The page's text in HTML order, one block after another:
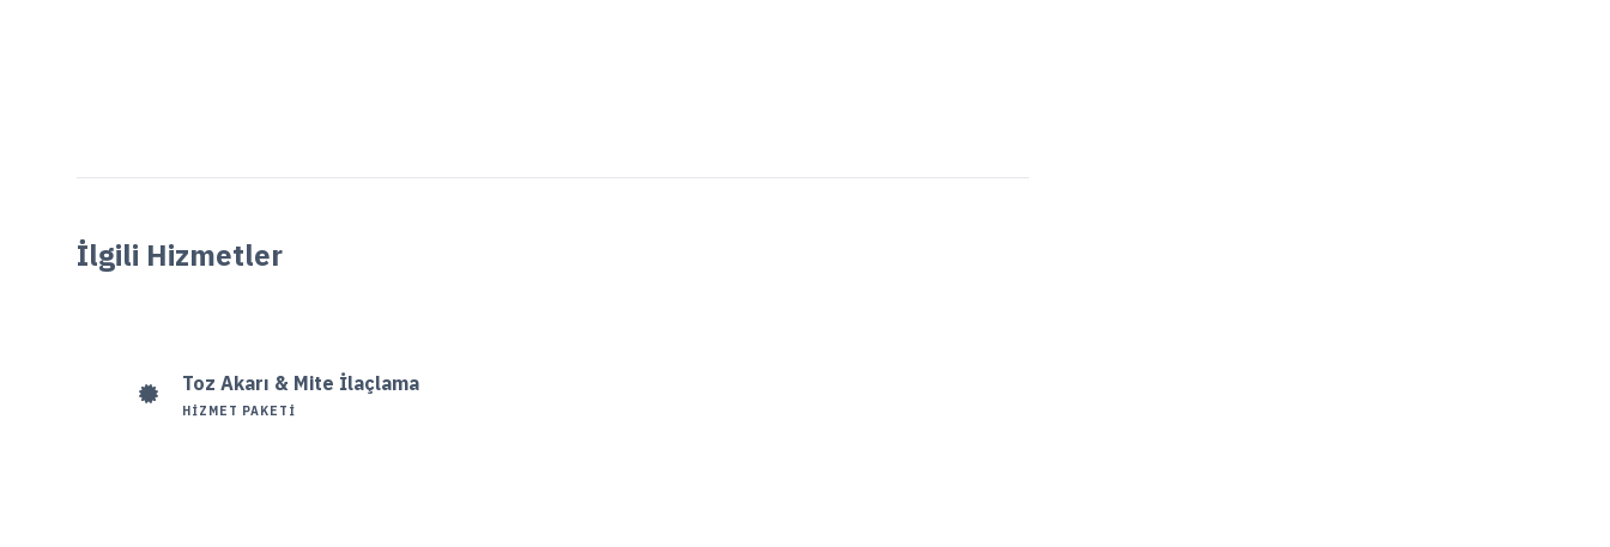
İlgili Hizmetler
Toz Akarı & Mite İlaçlama
HIZMET PAKETI